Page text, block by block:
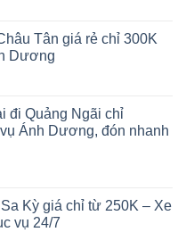
Tân giá rẻ chỉ 300K
Dương
đi Quảng Ngãi chỉ
Ánh Dương, đón nhanh
Kỳ giá chỉ từ 250K – Xe
vụ 24/7